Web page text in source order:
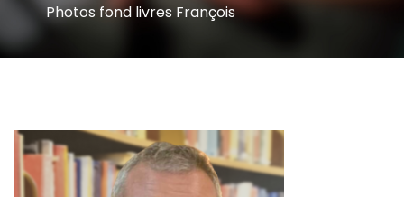
Photos fond livres François